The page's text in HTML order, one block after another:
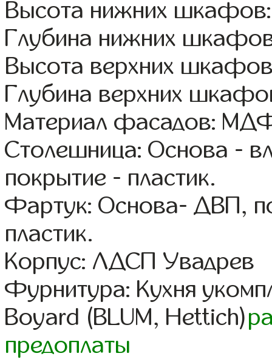
Высота нижних
Глубина нижних
Высота верхних
Глубина верхних
Материал фасадов:
Столешница: Основа -
покрытие - пластик.
Фартук: Основа- ДВП,
пластик.
Корпус: ЛДСП Увадрев
Фурнитура: Кухня
Boyard (BLUM, Hettich)
предоплаты